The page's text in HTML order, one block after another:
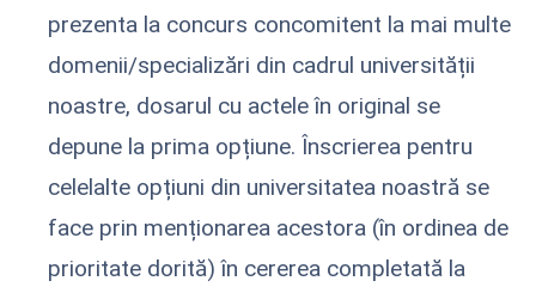
prezenta la concurs concomitent la mai multe
domenii/specializări din cadrul universității
noastre, dosarul cu actele în original se
depune la prima opțiune. Înscrierea pentru
celelalte opțiuni din universitatea noastră se
face prin menționarea acestora (în ordinea de
prioritate dorită) în cererea completată la